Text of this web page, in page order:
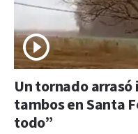
Un tornado
tambos en Santa
todo”